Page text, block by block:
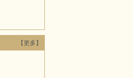
2021年度 2020年度
【更多】